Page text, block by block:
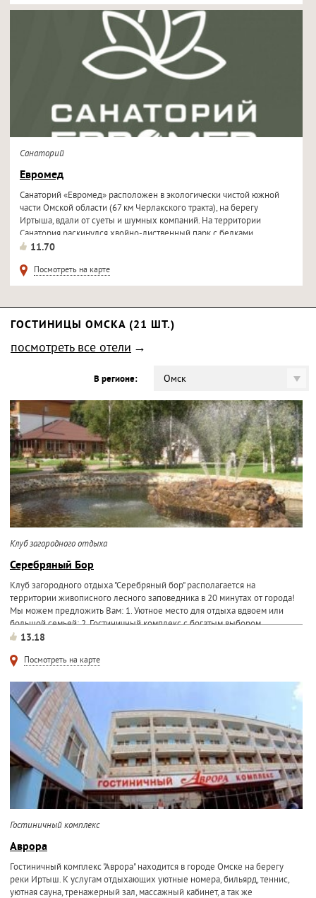
Санаторий
Евромед
Санаторий «Евромед» расположен в экологически чистой южной
части Омской области (67 км Черлакского тракта), на берегу
Иртыша, вдали от суеты и шумных компаний. На территории
Санатория раскинулся хвойно-лиственный парк с белками. ...
11.70
Посмотреть на карте
ГОСТИНИЦЫ ОМСКА (21 ШТ.)
посмотреть все отели
В регионе: Омск
Клуб загородного отдыха
Серебряный Бор
Клуб загородного отдыха "Серебряный бор" располагается на
территории живописного лесного заповедника в 20 минутах от города!
Мы можем предложить Вам: 1. Уютное место для отдыха вдвоем или
большой семьей; 2. Гостиничный комплекс с богатым выбором...
13.18
Посмотреть на карте
Гостиничный комплекс
Аврора
Гостиничный комплекс "Аврора" находится в городе Омске на берегу
реки Иртыш. К услугам отдыхающих уютные номера, бильярд, теннис,
уютная сауна, тренажерный зал, массажный кабинет, а так же